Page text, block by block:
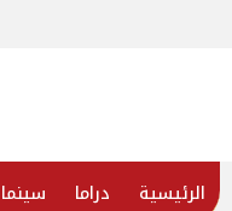
الرئيسية دراما سينما